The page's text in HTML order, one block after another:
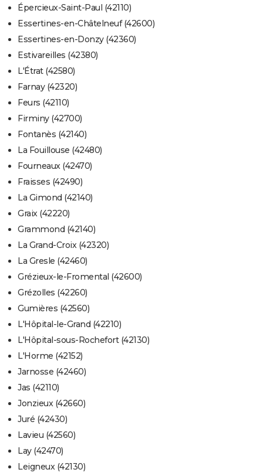
Épercieux-Saint-Paul (42110)
Essertines-en-Châtelneuf (42600)
Essertines-en-Donzy (42360)
Estivareilles (42380)
L'Étrat (42580)
Farnay (42320)
Feurs (42110)
Firminy (42700)
Fontanès (42140)
La Fouillouse (42480)
Fourneaux (42470)
Fraisses (42490)
La Gimond (42140)
Graix (42220)
Grammond (42140)
La Grand-Croix (42320)
La Gresle (42460)
Grézieux-le-Fromental (42600)
Grézolles (42260)
Gumières (42560)
L'Hôpital-le-Grand (42210)
L'Hôpital-sous-Rochefort (42130)
L'Horme (42152)
Jarnosse (42460)
Jas (42110)
Jonzieux (42660)
Juré (42430)
Lavieu (42560)
Lay (42470)
Leigneux (42130)